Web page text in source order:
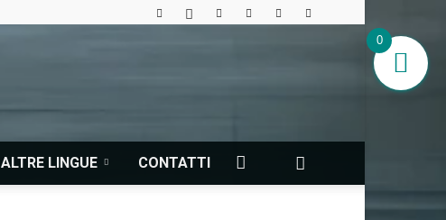
ALTRE LINGUE CONTATTI
0